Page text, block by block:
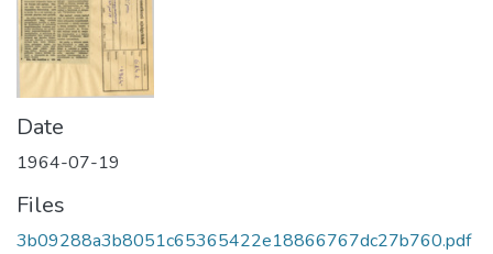
Date
1964-07-19
Files
3b09288a3b8051c65365422e18866767dc27b760.pdf